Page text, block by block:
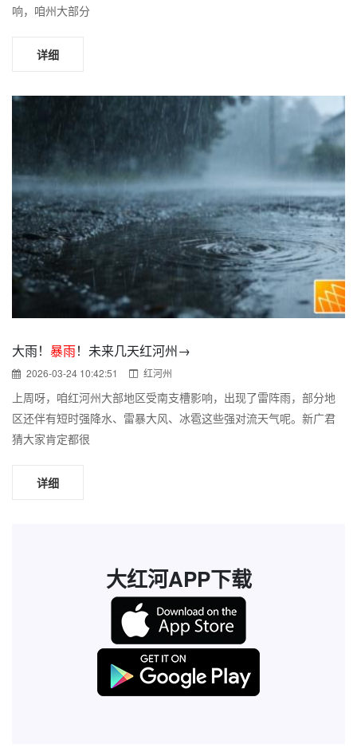
响，咱州大部分
详细
大雨！ 暴雨！未来几天红河州→
2026-03-24 10:42:51 红河州
上周呀，咱红河州大部地区受南支槽影响，出现了雷阵雨，部分地
区还伴有短时强降水、雷暴大风、冰雹这些强对流天气呢。新广君
猜大家肯定都很
详细
大红河APP下载